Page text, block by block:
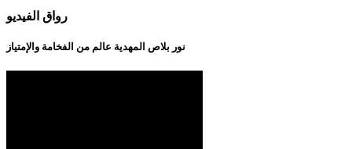
رواق الفيديو
نور بلاص المهدية عالم من الفخامة والإمتياز